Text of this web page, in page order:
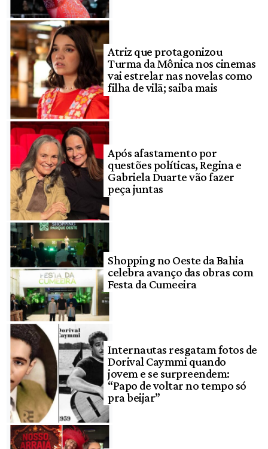
Atriz que protagonizou
Turma da Mônica nos cinemas
vai estrelar nas novelas como
filha de vilã; saiba mais
Após afastamento por
questões políticas, Regina e
Gabriela Duarte vão fazer
peça juntas
Shopping no Oeste da Bahia
celebra avanço das obras com
Festa da Cumeeira
Internautas resgatam fotos de
Dorival Caymmi quando
jovem e se surpreendem:
“Papo de voltar no tempo só
pra beijar”